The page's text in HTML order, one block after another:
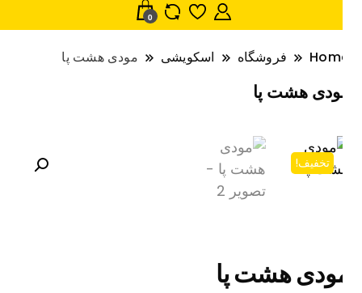
0
فروشگاه اسکویشی مودی هشت پا
هشت پا
تخفیف!
هشت پا